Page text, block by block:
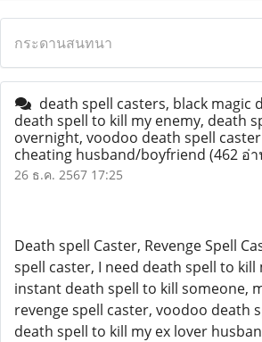
กระดานสนทนา
death spell casters, black magic
death spell to kill my enemy, death
overnight, voodoo death spell
cheating husband/boyfriend (462 อ่
26 ธ.ค. 2567 17:25
Death spell Caster, Revenge Spell
spell caster, I need death spell to kill
instant death spell to kill someone,
revenge spell caster, voodoo death
death spell to kill my ex lover